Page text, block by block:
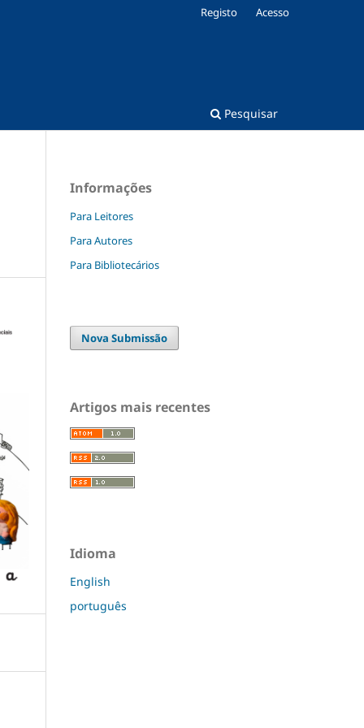
Pesquisar
Registo Acesso
Informações
Para Leitores
Para Autores
Para Bibliotecários
Nova Submissão
Artigos mais recentes
Idioma
English
português